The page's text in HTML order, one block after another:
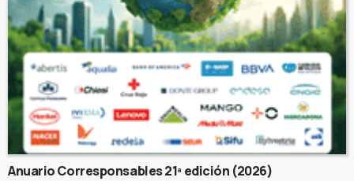
Anuario Corresponsables 21ª edición (2026)